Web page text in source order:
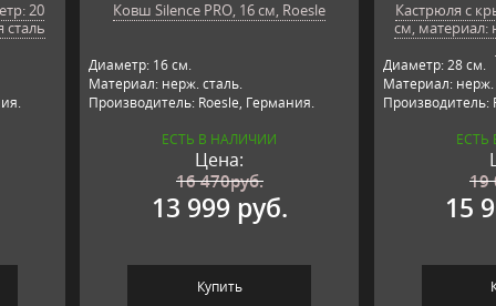
20
Ковш Silence PRO, 16 см, Roesle
Диаметр: 16 см.
Материал: нерж. сталь.
Производитель: Roesle, Германия.
ЕСТЬ В НАЛИЧИИ
Цена:
16 470руб.
13 999 руб.
Купить
Кастрюля с
см, материал:
Диаметр: 28 см.
Материал: нерж.
Производитель:
ЕСТЬ
19
15